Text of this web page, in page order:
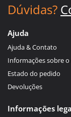
Dúvidas?
Ajuda
Ajuda & Contato
Informações sobre o
Estado do pedido
Devoluções
Informações